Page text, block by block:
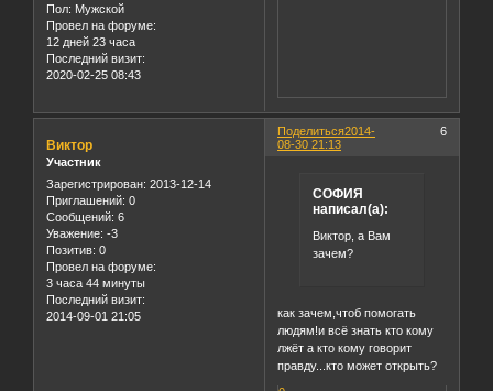
Пол: Мужской
Провел на форуме:
12 дней 23 часа
Последний визит:
2020-02-25 08:43
Поделиться 6
2014-
08-30 21:13
Виктор
Участник
Зарегистрирован: 2013-12-14
Приглашений: 0
Сообщений: 6
Уважение: -3
Позитив: 0
Провел на форуме:
3 часа 44 минуты
Последний визит:
2014-09-01 21:05
СОФИЯ
написал(а):
Виктор, а Вам
зачем?
как зачем,чтоб помогать
людям!и всё знать кто кому
лжёт а кто кому говорит
правду...кто может открыть?